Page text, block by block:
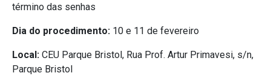
término das senhas
Dia do procedimento: 10 e 11 de fevereiro
Local: CEU Parque Bristol, Rua Prof. Artur Primavesi, s/n,
Parque Bristol